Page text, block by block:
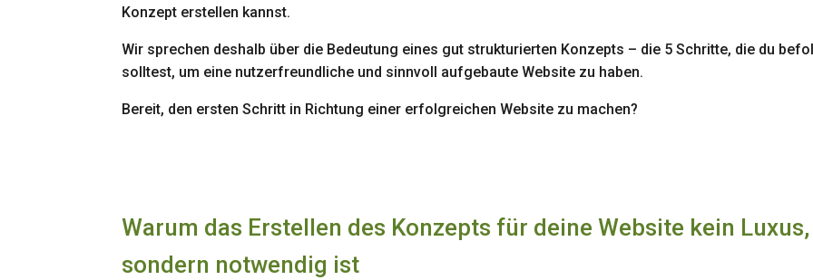
Konzept erstellen kannst.
Wir sprechen deshalb über die Bedeutung eines gut strukturierten Konzepts – die 5 Schritte, die du
solltest, um eine nutzerfreundliche und sinnvoll aufgebaute Website zu haben.
Bereit, den ersten Schritt in Richtung einer erfolgreichen Website zu machen?
Warum das Erstellen des Konzepts für deine Website kein Luxus,
sondern notwendig ist